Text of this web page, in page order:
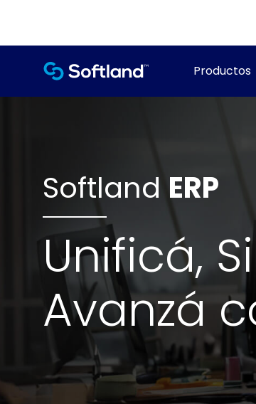
Productos
Softland ERP
Unificá,
Avanzá